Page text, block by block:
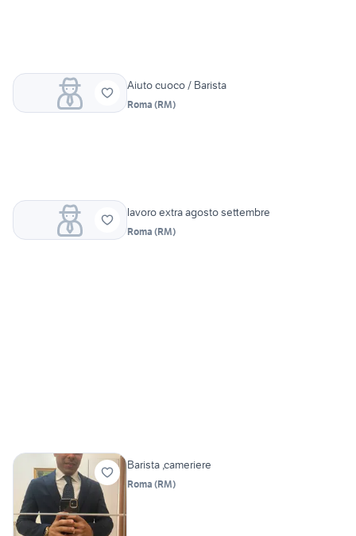
Aiuto cuoco / Barista
Roma (RM)
lavoro extra agosto settembre
Roma (RM)
Barista ,cameriere
Roma (RM)